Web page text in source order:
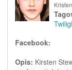
Facebook:
Opis: Kirsten